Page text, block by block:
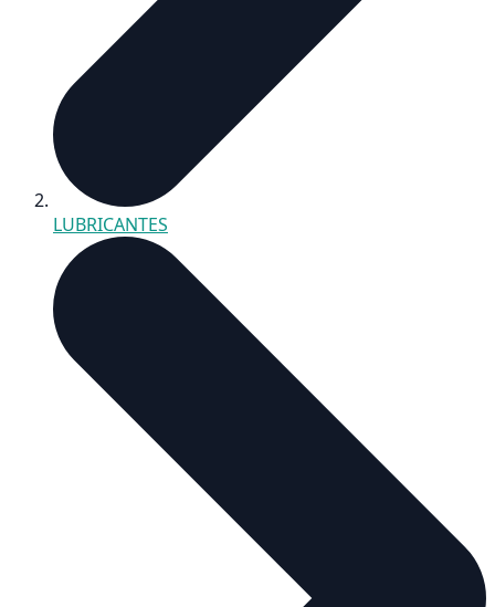
LUBRICANTES